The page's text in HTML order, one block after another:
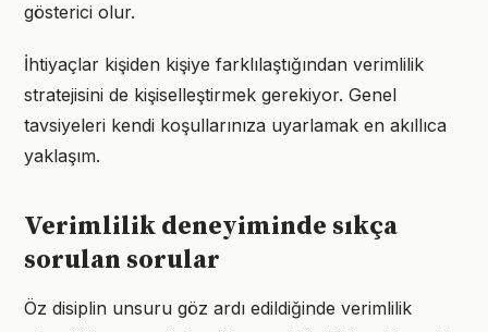
gösterici olur.
İhtiyaçlar kişiden kişiye farklılaştığından verimlilik
stratejisini de kişiselleştirmek gerekiyor. Genel
tavsiyeleri kendi koşullarınıza uyarlamak en akıllıca
yaklaşım.
Verimlilik deneyiminde sıkça
sorulan sorular
Öz disiplin unsuru göz ardı edildiğinde verimlilik